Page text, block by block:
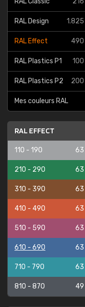
RAL Design 1.825
RAL Effect 490
RAL Plastics P1 100
RAL Plastics P2 200
Mes couleurs RAL
RAL EFFECT
110 - 190 63
210 - 290 63
310 - 390 63
410 - 490 63
510 - 590 63
610 - 690 63
710 - 790 63
810 - 870 49